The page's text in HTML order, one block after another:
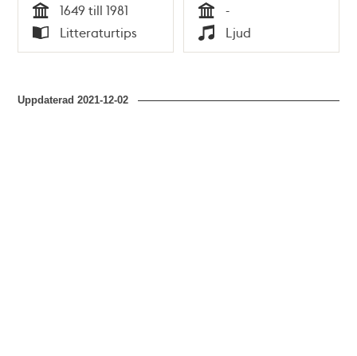
Tid
1649 till 1981
Typ
Litteraturtips Tid
-
Typ
Ljud
Uppdaterad2021-12-02